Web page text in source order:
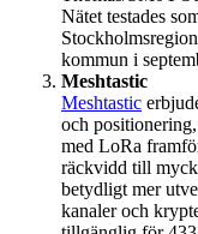
Nätet testades
kommun i
Meshtastic
Meshtastic
och
med LoRa
räckvidd till
betydligt mer
kanaler och